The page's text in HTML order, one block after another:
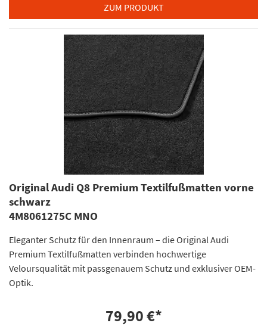
ZUM PRODUKT
Original Audi Q8 Premium Textilfußmatten vorne
schwarz
4M8061275C MNO
Eleganter Schutz für den Innenraum – die Original Audi
Premium Textilfußmatten verbinden hochwertige
Veloursqualität mit passgenauem Schutz und exklusiver OEM-
Optik.
79,90 €*